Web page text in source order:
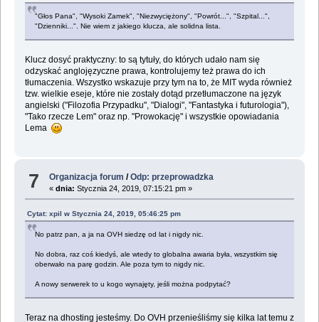
"Głos Pana", "Wysoki Zamek", "Niezwyciężony", "Powrót...", "Szpital...",
"Dzienniki...". Nie wiem z jakiego klucza, ale solidna lista.
Klucz dosyć praktyczny: to są tytuły, do których udało nam się
odzyskać anglojęzyczne prawa, kontrolujemy też prawa do ich
tłumaczenia. Wszystko wskazuje przy tym na to, że MIT wyda również
tzw. wielkie eseje, które nie zostały dotąd przetłumaczone na język
angielski ("Filozofia Przypadku", "Dialogi", "Fantastyka i futurologia"),
"Tako rzecze Lem" oraz np. "Prowokację" i wszystkie opowiadania
Lema
7 Organizacja forum /Odp: przeprowadzka
«dnia: Stycznia 24, 2019, 07:15:21 pm »
Cytat: xpil w Stycznia 24, 2019, 05:46:25 pm
No patrz pan, a ja na OVH siedzę od lat i nigdy nic.
No dobra, raz coś kiedyś, ale wtedy to globalna awaria była, wszystkim się
oberwało na parę godzin. Ale poza tym to nigdy nic.
A nowy serwerek to u kogo wynajęty, jeśli można podpytać?
Teraz na dhosting jesteśmy. Do OVH przenieśliśmy się kilka lat temu z